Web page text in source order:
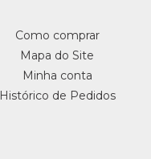
Como comprar
Mapa do Site
Minha conta
Histórico de Pedidos